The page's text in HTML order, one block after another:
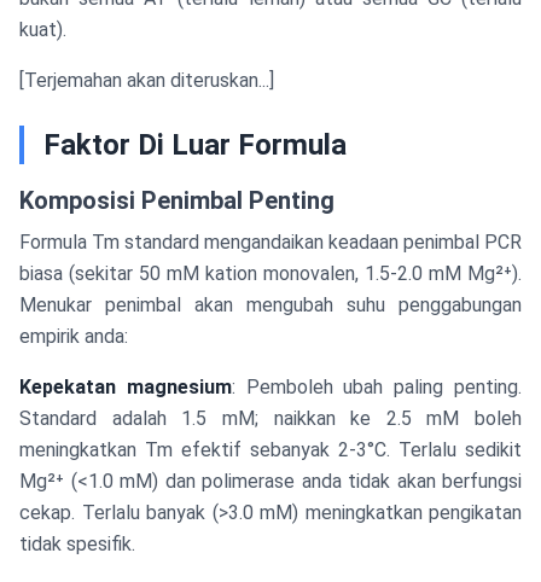
kuat).
[Terjemahan akan diteruskan...]
Faktor Di Luar Formula
Komposisi Penimbal Penting
Formula Tm standard mengandaikan keadaan penimbal PCR
biasa (sekitar 50 mM kation monovalen, 1.5-2.0 mM Mg²⁺).
Menukar penimbal akan mengubah suhu penggabungan
empirik anda:
Kepekatan magnesium: Pemboleh ubah paling penting.
Standard adalah 1.5 mM; naikkan ke 2.5 mM boleh
meningkatkan Tm efektif sebanyak 2-3°C. Terlalu sedikit
Mg²⁺ (<1.0 mM) dan polimerase anda tidak akan berfungsi
cekap. Terlalu banyak (>3.0 mM) meningkatkan pengikatan
tidak spesifik.